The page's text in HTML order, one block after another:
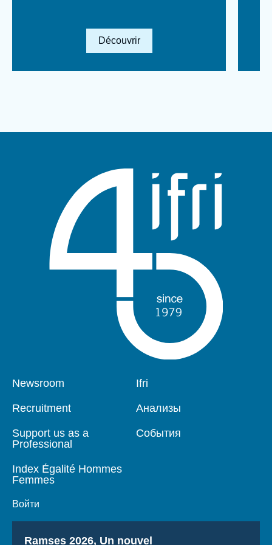
Lien en savoir plus
Découvrir
Pied
Newsroom
Recruitment
Support us as a
Professional
Index Égalité Hommes
Femmes
Войти
Navigation
Ifri
Анализы
События
Titre
Ramses 2026, Un nouvel